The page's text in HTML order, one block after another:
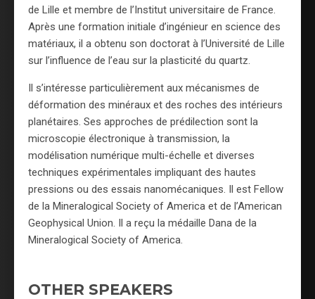
de Lille et membre de l’Institut universitaire de France.
Après une formation initiale d’ingénieur en science des
matériaux, il a obtenu son doctorat à l’Université de Lille
sur l’influence de l’eau sur la plasticité du quartz.
Il s’intéresse particulièrement aux mécanismes de
déformation des minéraux et des roches des intérieurs
planétaires. Ses approches de prédilection sont la
microscopie électronique à transmission, la
modélisation numérique multi-échelle et diverses
techniques expérimentales impliquant des hautes
pressions ou des essais nanomécaniques. Il est Fellow
de la Mineralogical Society of America et de l’American
Geophysical Union. Il a reçu la médaille Dana de la
Mineralogical Society of America.
OTHER SPEAKERS